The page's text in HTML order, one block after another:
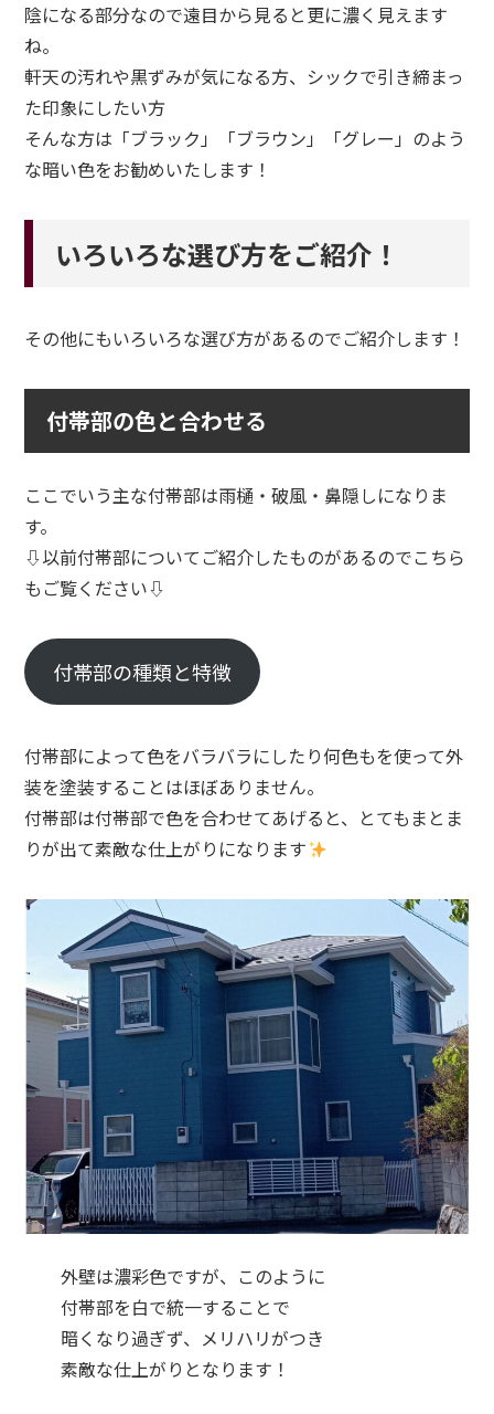
陰になる部分なので遠目から見ると更に濃く見えます
ね。
軒天の汚れや黒ずみが気になる方、シックで引き締まっ
た印象にしたい方
そんな方は「ブラック」「ブラウン」「グレー」のよう
な暗い色をお勧めいたします！
いろいろな選び方をご紹介！
その他にもいろいろな選び方があるのでご紹介します！
付帯部の色と合わせる
ここでいう主な付帯部は雨樋・破風・鼻隠しになりま
す。
⇩以前付帯部についてご紹介したものがあるのでこちら
もご覧ください⇩
付帯部の種類と特徴
付帯部によって色をバラバラにしたり何色もを使って外
装を塗装することはほぼありません。
付帯部は付帯部で色を合わせてあげると、とてもまとま
りが出て素敵な仕上がりになります
外壁は濃彩色ですが、このように
付帯部を白で統一することで
暗くなり過ぎず、メリハリがつき
素敵な仕上がりとなります！